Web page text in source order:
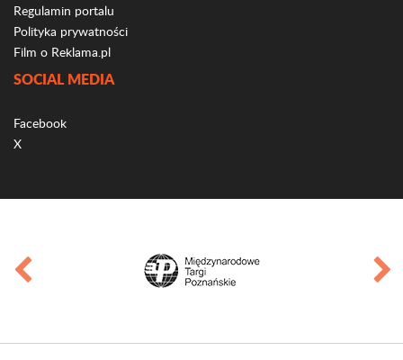
Regulamin portalu
Polityka prywatności
Film o Reklama.pl
SOCIAL MEDIA
Facebook
X